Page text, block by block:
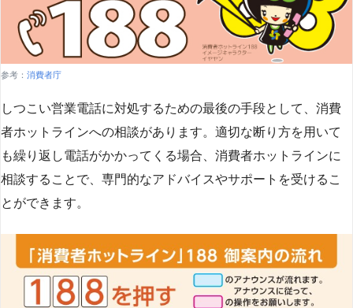
参考： 消費者庁
しつこい営業電話に対処するための最後の手段として、消費
者ホットラインへの相談があります。適切な断り方を用いて
も繰り返し電話がかかってくる場合、消費者ホットラインに
相談することで、専門的なアドバイスやサポートを受けるこ
とができます​​。